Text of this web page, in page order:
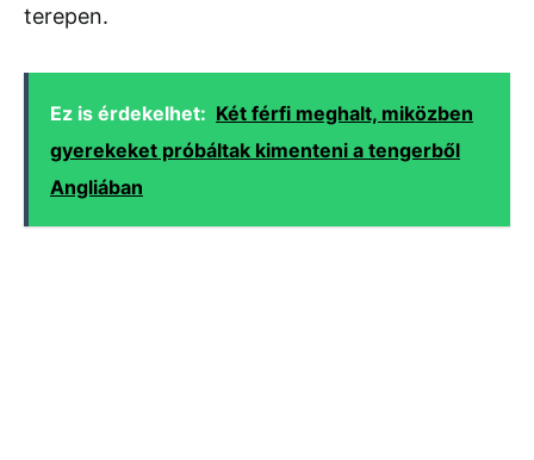
terepen.
Ez is érdekelhet: Két férfi meghalt, miközben
gyerekeket próbáltak kimenteni a tengerből
Angliában